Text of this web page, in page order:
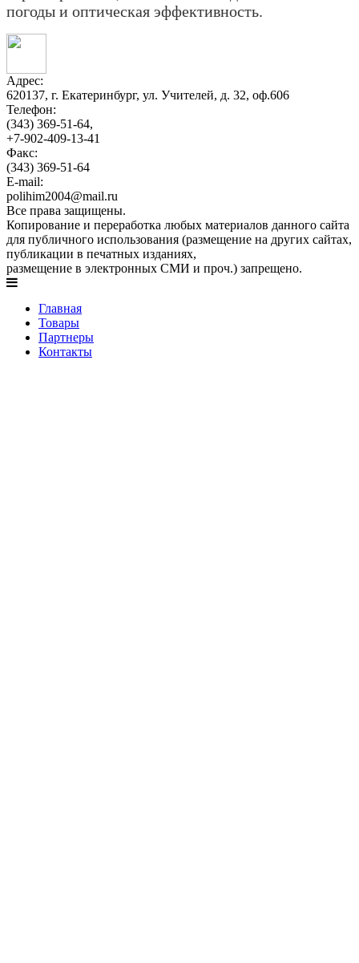
погоды и оптическая эффективность.
Адрес:
620137, г. Екатеринбург, ул. Учителей, д. 32, оф.606
Телефон:
(343) 369-51-64,
+7-902-409-13-41
Факс:
(343) 369-51-64
E-mail:
polihim2004@mail.ru
Все права защищены.
Копирование и переработка любых материалов данного сайта
для публичного использования (размещение на других сайтах,
публикации в печатных изданиях,
размещение в электронных СМИ и проч.) запрещено.
Главная
Товары
Партнеры
Контакты